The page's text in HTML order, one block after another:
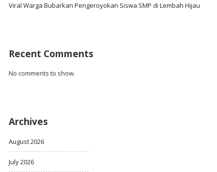
Viral Warga Bubarkan Pengeroyokan Siswa SMP di Lembah Hijau
Recent Comments
No comments to show.
Archives
August 2026
July 2026